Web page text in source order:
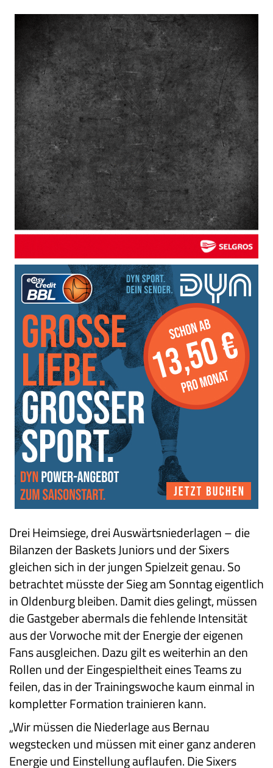
Drei Heimsiege, drei Auswärtsniederlagen – die
Bilanzen der Baskets Juniors und der Sixers
gleichen sich in der jungen Spielzeit genau. So
betrachtet müsste der Sieg am Sonntag eigentlich
in Oldenburg bleiben. Damit dies gelingt, müssen
die Gastgeber abermals die fehlende Intensität
aus der Vorwoche mit der Energie der eigenen
Fans ausgleichen. Dazu gilt es weiterhin an den
Rollen und der Eingespieltheit eines Teams zu
feilen, das in der Trainingswoche kaum einmal in
kompletter Formation trainieren kann.
„Wir müssen die Niederlage aus Bernau
wegstecken und müssen mit einer ganz anderen
Energie und Einstellung auflaufen. Die Sixers